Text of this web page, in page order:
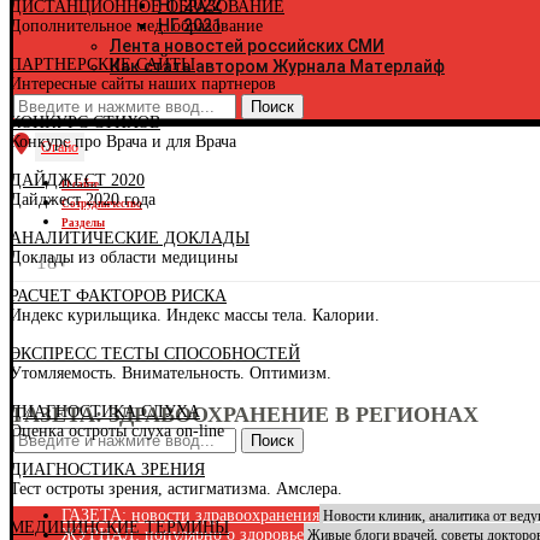
ДИСТАНЦИОННОЕ ОБРАЗОВАНИЕ
Дополнительное мед. образование
ПАРТНЕРСКИЕ САЙТЫ
Интересные сайты наших партнеров
КОНКУРС СТИХОВ
Конкурс про Врача и для Врача
ДАЙДЖЕСТ 2020
Дайджест 2020 года
АНАЛИТИЧЕСКИЕ ДОКЛАДЫ
Доклады из области медицины
РАСЧЕТ ФАКТОРОВ РИСКА
Индекс курильщика. Индекс массы тела. Калории.
ЭКСПРЕСС ТЕСТЫ СПОСОБНОСТЕЙ
Утомляемость. Внимательность. Оптимизм.
ДИАГНОСТИКА СЛУХА
Оценка остроты слуха on-line
ДИАГНОСТИКА ЗРЕНИЯ
Тест остроты зрения, астигматизма. Амслера.
МЕДИЦИНСКИЕ ТЕРМИНЫ
НГ 2022
НГ 2021
Лента новостей российских СМИ
Как стать автором Журнала Матерлайф
Огайо
О сайте
Сотрудничество
Разделы
18+
ГАЗЕТА: ЗДРАВООХРАНЕНИЕ В РЕГИОНАХ
Поиск
ГАЗЕТА: новости здравоохранения Новости клиник, аналитика от
ЖУРНАЛ: популярно о здоровье Живые блоги врачей, советы